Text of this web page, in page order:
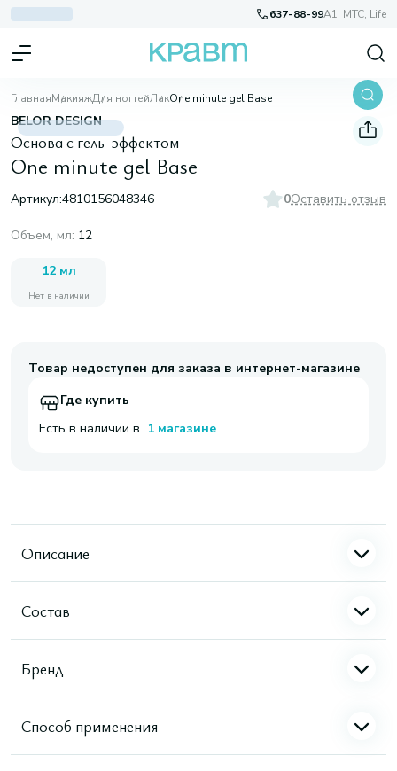
637-88-99A1, МТС, Life
ГлавнаяМакияжДля ногтейЛакOne minute gel Base
BELOR DESIGN
Основа с гель-эффектом
One minute gel Base
Артикул:4810156048346 0Оставить отзыв
Объем, мл: 12
12 мл
Нет в наличии
Товар недоступен для заказа в интернет-магазине
Где купить
Есть в наличии в 1 магазине
Описание
Состав
Бренд
Способ применения